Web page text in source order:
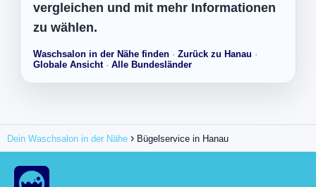
vergleichen und mit mehr Informationen
zu wählen.
Waschsalon in der Nähe finden · Zurück zu Hanau ·
Globale Ansicht· Alle Bundesländer
Dein Waschsalon in der Nähe Bügelservice in Hanau